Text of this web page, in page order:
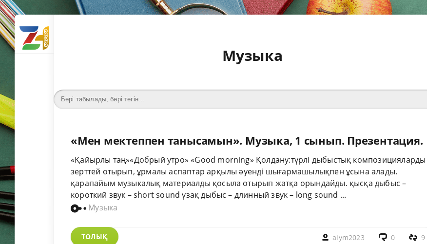
Музыка
«Мен мектеппен танысамын». Музыка, 1 сынып. Презентация.
«Қайырлы таң»«Добрый утро» «Good morning» Қолдану:түрлі дыбыстық композицияларды
зерттей отырып, ұрмалы аспаптар арқылы әуенді шығармашылықпен ұсына алады.
қарапайым музыкалық материалды қосыла отырып жатқа орындайды. қысқа дыбыс –
короткий звук – short sound ұзақ дыбыс – длинный звук – long sound ...
Музыка
ТОЛЫҚ aiym2023 0 9